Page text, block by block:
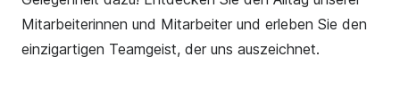
Mitarbeiterinnen und Mitarbeiter und erleben Sie den
einzigartigen Teamgeist, der uns auszeichnet.